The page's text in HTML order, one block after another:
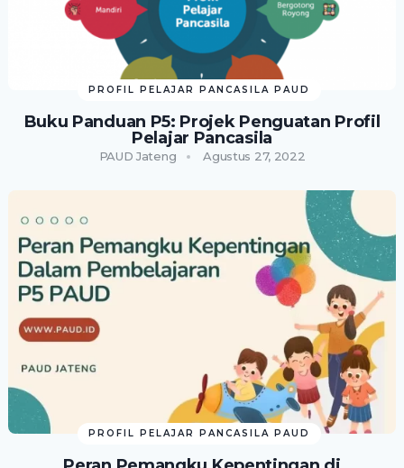
PROFIL PELAJAR PANCASILA PAUD
Buku Panduan P5: Projek Penguatan Profil
Pelajar Pancasila
PAUD Jateng Agustus 27, 2022
PROFIL PELAJAR PANCASILA PAUD